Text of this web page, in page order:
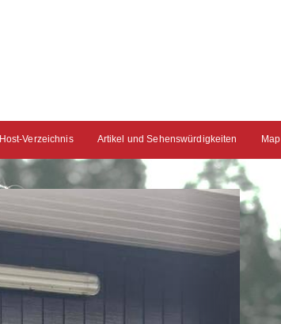
Host-Verzeichnis Artikel und Sehenswürdigkeiten Map